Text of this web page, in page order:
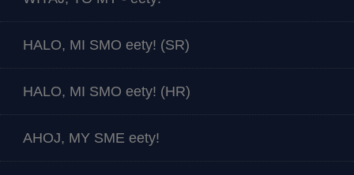
HALO, MI SMO eety! (SR)
HALO, MI SMO eety! (HR)
AHOJ, MY SME eety!